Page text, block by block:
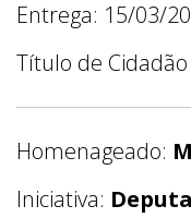
Entrega: 15/03/
Título de
Homenageado:
Iniciativa: